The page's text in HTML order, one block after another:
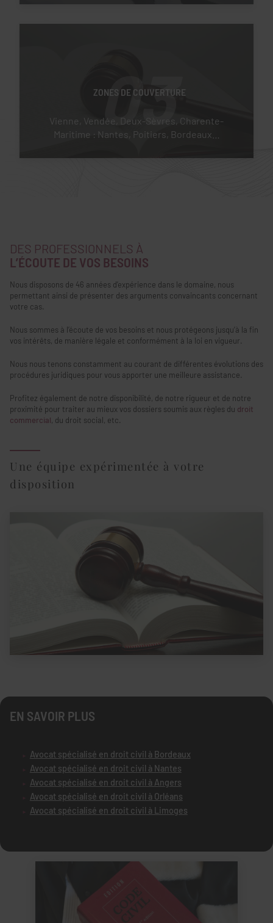
03
ZONES DE COUVERTURE
Vienne, Vendée, Deux-Sèvres, Charente-
Maritime : Nantes, Poitiers, Bordeaux…
DES PROFESSIONNELS À
L’ÉCOUTE DE VOS BESOINS
Nous disposons de 46 années d’expérience dans le domaine, nous
permettant ainsi de présenter des arguments convaincants concernant
votre cas.
Nous sommes à l’écoute de vos besoins et nous protégeons jusqu’à la fin
vos intérêts, de manière légale et conformément à la loi en vigueur.
Nous nous tenons constamment au courant de différentes évolutions des
procédures juridiques pour vous apporter une meilleure assistance.
Profitez également de notre disponibilité, de notre rigueur et de notre
proximité pour traiter au mieux vos dossiers soumis aux règles du droit
commercial, du droit social, etc.
Une équipe expérimentée à votre
disposition
EN SAVOIR PLUS
Avocat spécialisé en droit civil à Bordeaux
Avocat spécialisé en droit civil à Nantes
Avocat spécialisé en droit civil à Angers
Avocat spécialisé en droit civil à Orléans
Avocat spécialisé en droit civil à Limoges